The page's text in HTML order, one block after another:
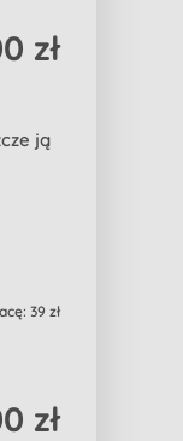
zł
ją
39 zł
zł